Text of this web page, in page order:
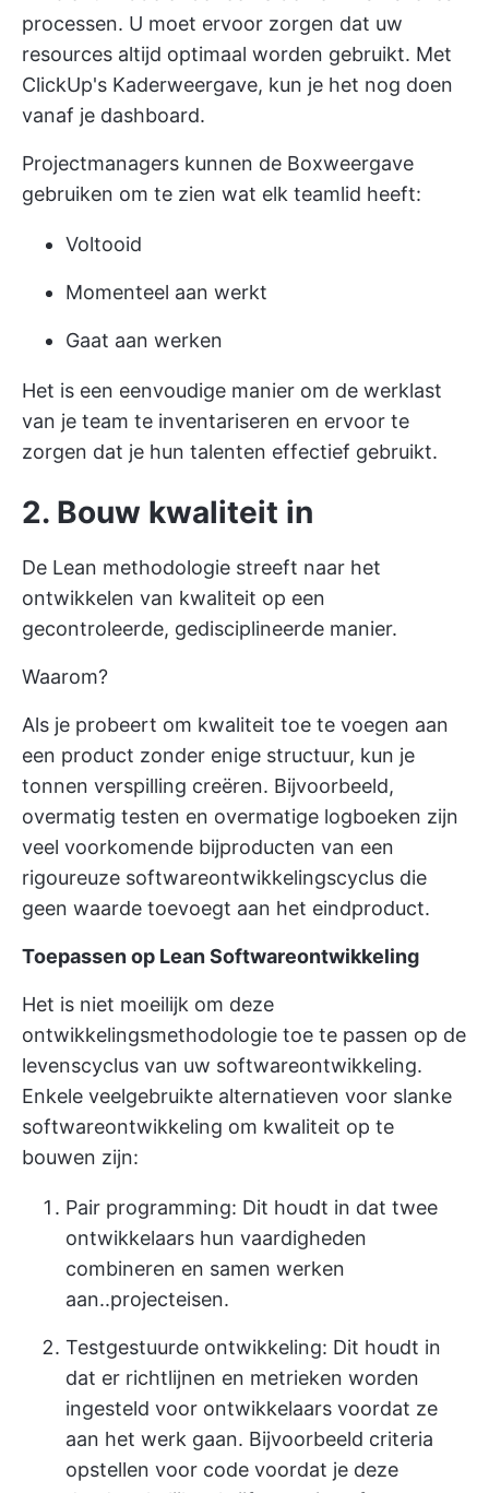
processen. U moet ervoor zorgen dat uw
resources altijd optimaal worden gebruikt. Met
ClickUp's Kaderweergave, kun je het nog doen
vanaf je dashboard.
Projectmanagers kunnen de Boxweergave
gebruiken om te zien wat elk teamlid heeft:
Voltooid
Momenteel aan werkt
Gaat aan werken
Het is een eenvoudige manier om de werklast
van je team te inventariseren en ervoor te
zorgen dat je hun talenten effectief gebruikt.
2. Bouw kwaliteit in
De Lean methodologie streeft naar het
ontwikkelen van kwaliteit op een
gecontroleerde, gedisciplineerde manier.
Waarom?
Als je probeert om kwaliteit toe te voegen aan
een product zonder enige structuur, kun je
tonnen verspilling creëren. Bijvoorbeeld,
overmatig testen en overmatige logboeken zijn
veel voorkomende bijproducten van een
rigoureuze softwareontwikkelingscyclus die
geen waarde toevoegt aan het eindproduct.
Toepassen op Lean Softwareontwikkeling
Het is niet moeilijk om deze
ontwikkelingsmethodologie toe te passen op de
levenscyclus van uw softwareontwikkeling.
Enkele veelgebruikte alternatieven voor slanke
softwareontwikkeling om kwaliteit op te
bouwen zijn:
Pair programming: Dit houdt in dat twee
ontwikkelaars hun vaardigheden
combineren en samen werken
aan..projecteisen.
Testgestuurde ontwikkeling: Dit houdt in
dat er richtlijnen en metrieken worden
ingesteld voor ontwikkelaars voordat ze
aan het werk gaan. Bijvoorbeeld criteria
opstellen voor code voordat je deze